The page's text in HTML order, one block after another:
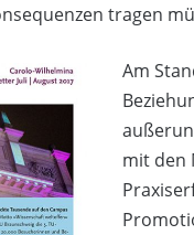
tragen
Am
mit den